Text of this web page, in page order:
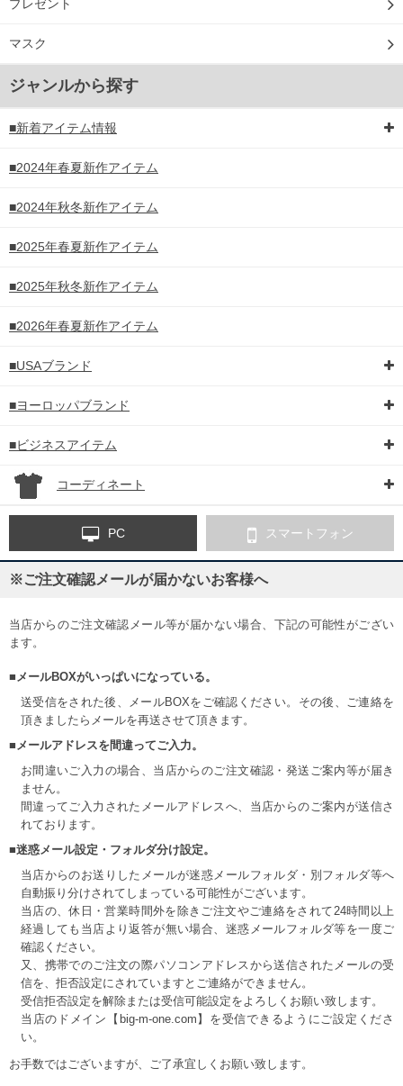
プレゼント
マスク
ジャンルから探す
■新着アイテム情報
■2024年春夏新作アイテム
■2024年秋冬新作アイテム
■2025年春夏新作アイテム
■2025年秋冬新作アイテム
■2026年春夏新作アイテム
■USAブランド
■ヨーロッパブランド
■ビジネスアイテム
コーディネート
PC スマートフォン
※ご注文確認メールが届かないお客様へ
当店からのご注文確認メール等が届かない場合、下記の可能性がござい
ます。
■メールBOXがいっぱいになっている。
送受信をされた後、メールBOXをご確認ください。その後、ご連絡を
頂きましたらメールを再送させて頂きます。
■メールアドレスを間違ってご入力。
お間違いご入力の場合、当店からのご注文確認・発送ご案内等が届き
ません。
間違ってご入力されたメールアドレスへ、当店からのご案内が送信さ
れております。
■迷惑メール設定・フォルダ分け設定。
当店からのお送りしたメールが迷惑メールフォルダ・別フォルダ等へ
自動振り分けされてしまっている可能性がございます。
当店の、休日・営業時間外を除きご注文やご連絡をされて24時間以上
経過しても当店より返答が無い場合、迷惑メールフォルダ等を一度ご
確認ください。
又、携帯でのご注文の際パソコンアドレスから送信されたメールの受
信を、拒否設定にされていますとご連絡ができません。
受信拒否設定を解除または受信可能設定をよろしくお願い致します。
当店のドメイン【big-m-one.com】を受信できるようにご設定くださ
い。
お手数ではございますが、ご了承宜しくお願い致します。